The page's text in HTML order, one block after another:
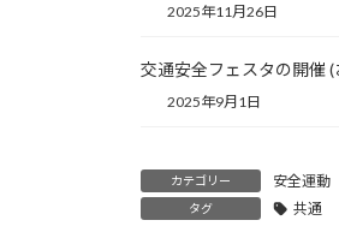
2025年11月26日
交通安全フェスタの開催 (
2025年9月1日
カテゴリー 安全運動
タグ 共通